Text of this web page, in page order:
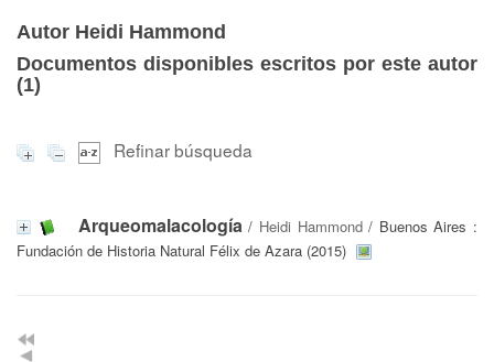
Autor Heidi Hammond
Documentos disponibles escritos por este autor
(1)
Refinar búsqueda
Arqueomalacología/ Heidi Hammond/ Buenos Aires :
Fundación de Historia Natural Félix de Azara (2015)